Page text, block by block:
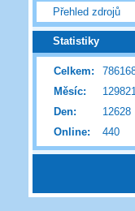
Přehled zdrojů
Statistiky
Online: 440
Celkem:
Měsíc:
Den:
12628